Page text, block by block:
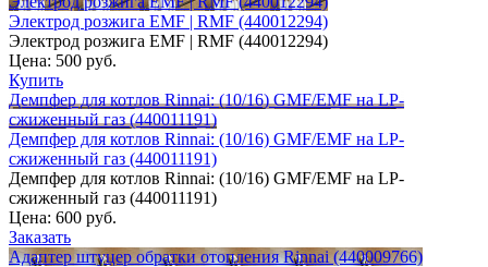
Электрод розжига EMF | RMF (440012294)
Электрод розжига EMF | RMF (440012294)
Цена: 500 руб.
Купить
Демпфер для котлов Rinnai: (10/16) GMF/EMF на LP-
сжиженный газ (440011191)
Демпфер для котлов Rinnai: (10/16) GMF/EMF на LP-
сжиженный газ (440011191)
Демпфер для котлов Rinnai: (10/16) GMF/EMF на LP-
сжиженный газ (440011191)
Цена: 600 руб.
Заказать
Адаптер штуцер обратки отопления Rinnai (440009766)